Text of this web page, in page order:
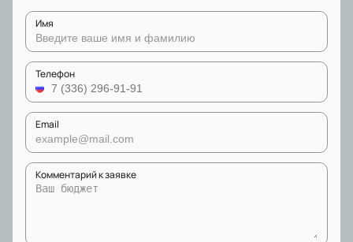
Имя
Телефон
Email
Комментарий к заявке